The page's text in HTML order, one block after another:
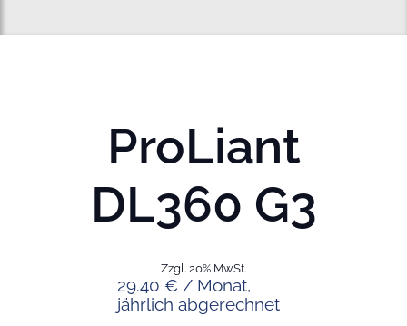
ProLiant
DL360 G3
29.40 € / Monat,
jährlich abgerechnet
Zzgl. 20% MwSt.